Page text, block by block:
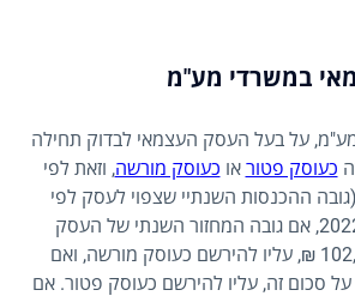
במשרדי מע"מ
על בעל העסק העצמאי לבדוק תחילה
כעוסק פטור או כעוסק מורשה, וזאת לפי
ההכנסות השנתיי שצפוי לעסק לפי
הערכתו. נכון לשנת 2022, אם גובה המחזור השנתי של העסק
צפוי להיות מעל 102,292 ₪, עליו להירשם כעוסק מורשה, ואם
סכום זה, עליו להירשם כעוסק פטור. אם